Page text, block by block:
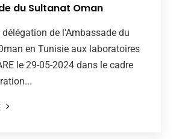
du Sultanat Oman
de l'Ambassade du
en Tunisie aux laboratoires
le 29-05-2024 dans le cadre